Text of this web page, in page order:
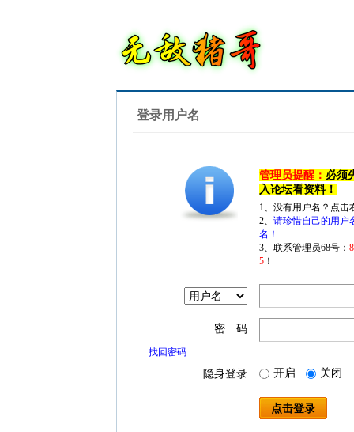
登录用户名
管理员提醒： 必须
入论坛看资料！
1、没有用户名？点
2、 请珍惜自己的用户
名！
3、联系管理员68号：
5 ！
密 码
找回密码
隐身登录 开启 关闭
点击登录